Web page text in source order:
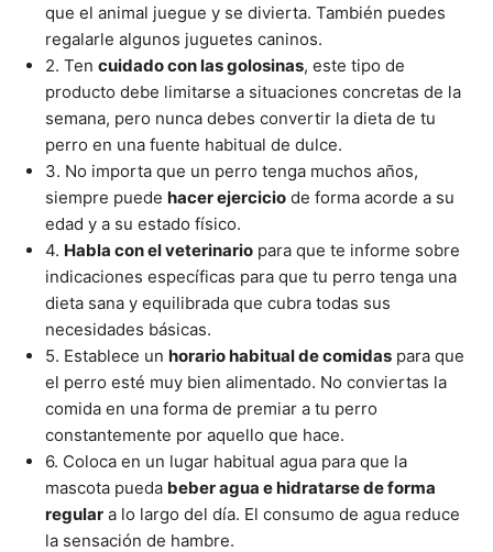
Fotos
de
que el animal juegue y se divierta. También puedes
regalarle algunos juguetes caninos.
2. Ten cuidado con las golosinas, este tipo de
producto debe limitarse a situaciones concretas de la
semana, pero nunca debes convertir la dieta de tu
perro en una fuente habitual de dulce.
3. No importa que un perro tenga muchos años,
siempre puede hacer ejercicio de forma acorde a su
edad y a su estado físico.
4. Habla con el veterinario para que te informe sobre
indicaciones específicas para que tu perro tenga una
dieta sana y equilibrada que cubra todas sus
necesidades básicas.
5. Establece un horario habitual de comidas para que
el perro esté muy bien alimentado. No conviertas la
comida en una forma de premiar a tu perro
constantemente por aquello que hace.
6. Coloca en un lugar habitual agua para que la
mascota pueda beber agua e hidratarse de forma
regular a lo largo del día. El consumo de agua reduce
la sensación de hambre.